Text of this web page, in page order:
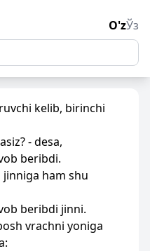
O'zЎз
kelib, birinchi
- desa,
beribdi.
ham shu
beribdi jinni.
vrachni yoniga